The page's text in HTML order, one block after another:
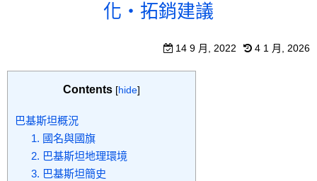
化・拓銷建議
14 9 月, 2022 4 1 月, 2026
Contents [hide]
巴基斯坦概況
1. 國名與國旗
2. 巴基斯坦地理環境
3. 巴基斯坦簡史